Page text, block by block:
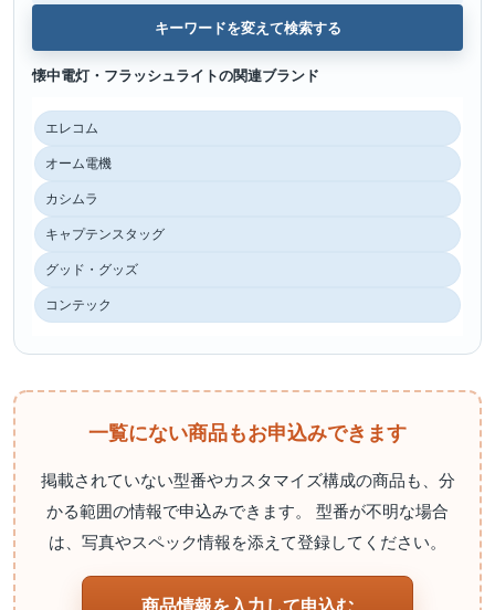
キーワードを変えて検索する
懐中電灯・フラッシュライトの関連ブランド
エレコム
オーム電機
カシムラ
キャプテンスタッグ
グッド・グッズ
コンテック
一覧にない商品もお申込みできます
掲載されていない型番やカスタマイズ構成の商品も、分
かる範囲の情報で申込みできます。 型番が不明な場合
は、写真やスペック情報を添えて登録してください。
商品情報を入力して申込む